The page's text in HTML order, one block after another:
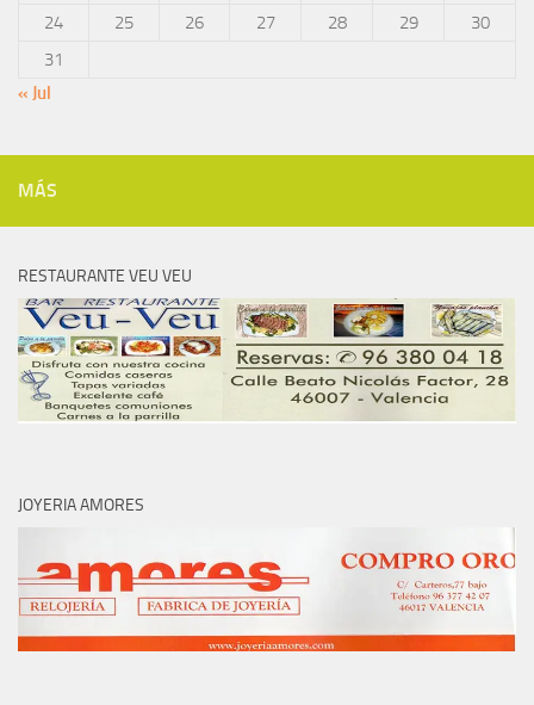
24
25 26 27 28 29
30
31
« Jul
MÁS
RESTAURANTE VEU VEU
JOYERIA AMORES